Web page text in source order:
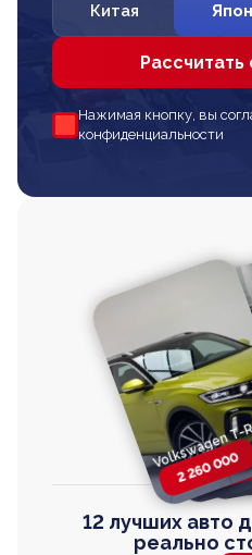
Китая
Нажимая кнопку, вы
конфиденциальности
Volkswagen
2 260 000
Toyota
2 820
2
12 лучших авто
реально